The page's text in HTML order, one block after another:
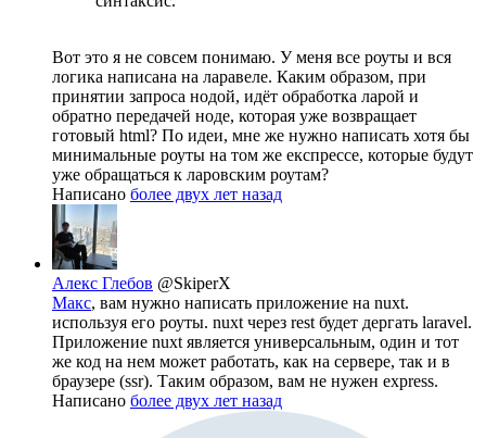
Вот это я не совсем понимаю. У меня все роуты и вся
логика написана на ларавеле. Каким образом, при
принятии запроса нодой, идёт обработка ларой и
обратно передачей ноде, которая уже возвращает
готовый html? По идеи, мне же нужно написать хотя бы
минимальные роуты на том же експрессе, которые будут
уже обращаться к ларовским роутам?
Написано более двух лет назад
Алекс Глебов @SkiperX
Макс, вам нужно написать приложение на nuxt.
используя его роуты. nuxt через rest будет дергать laravel.
Приложение nuxt является универсальным, один и тот
же код на нем может работать, как на сервере, так и в
браузере (ssr). Таким образом, вам не нужен express.
Написано более двух лет назад